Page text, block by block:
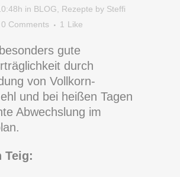
in BLOG Rezepte by Steffi
0 Comments 1 Like
gute
durch
von Vollkorn-
und bei heißen Tagen
Abwechslung im
Teig: